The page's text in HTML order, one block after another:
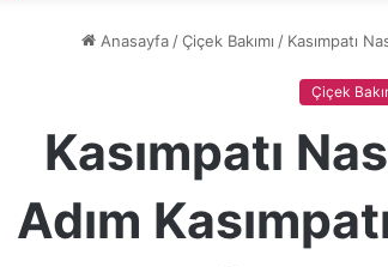
Anasayfa / Çiçek Bakımı / Kasımpatı
Çiçek
Kasımpatı
Adım